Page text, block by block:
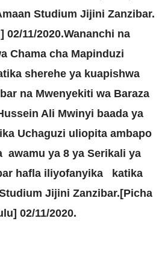
Studium Jijini Zanzibar.
02/11/2020.Wananchi na
Chama cha Mapinduzi
sherehe ya kuapishwa
na Mwenyekiti wa Baraza
Ali Mwinyi baada ya
Uchaguzi uliopita ambapo
awamu ya 8 ya Serikali ya
hafla iliyofanyika katika
Jijini Zanzibar.[Picha
02/11/2020.